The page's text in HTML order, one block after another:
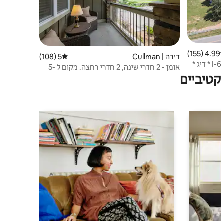
ממוצע של 4.99 מתוך 5, 155 ביקורות
4.99 (155)
שהייה בחווה: אגם סמית' ליד כביש I-65 * דיג *
דירה | Cullman דירוג ממוצע של 5 מתוך 5, 108 ביקורות
5 (108)
אומן - 2 חדרי שינה, 2 חדרי רחצה. מקום ל -5